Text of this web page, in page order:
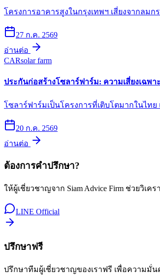
โครงการอาคารสูงในกรุงเทพฯ เสี่ยงจากลม
27 ก.ค. 2569
อ่านต่อ
CARsolar farm
ประกันก่อสร้างโซลาร์ฟาร์ม: ความเสี่ยงเฉพา
โซลาร์ฟาร์มเป็นโครงการที่เติบโตมากในไท
20 ก.ค. 2569
อ่านต่อ
ต้องการคำปรึกษา?
ให้ผู้เชี่ยวชาญจาก Siam Advice Firm ช่วยวิ
LINE Official
ปรึกษาฟรี
ปรึกษาทีมผู้เชี่ยวชาญของเราฟรี เพื่อความมั่